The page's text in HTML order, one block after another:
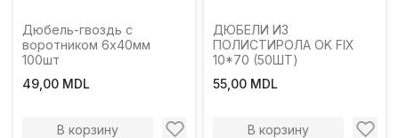
Дюбель-гвоздь с
воротником 6х40мм
100шт
49,00 MDL
В корзину
ДЮБЕЛИ ИЗ
ПОЛИСТИРОЛА OK FIX
10*70 (50ШТ)
55,00 MDL
В корзину